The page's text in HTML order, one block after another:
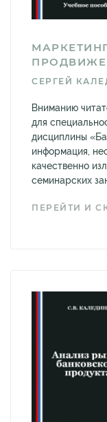
СЕРГЕЙ
Вниманию
для
дисциплины
информация,
качественно
семинарских
ПЕРЕЙТИ И